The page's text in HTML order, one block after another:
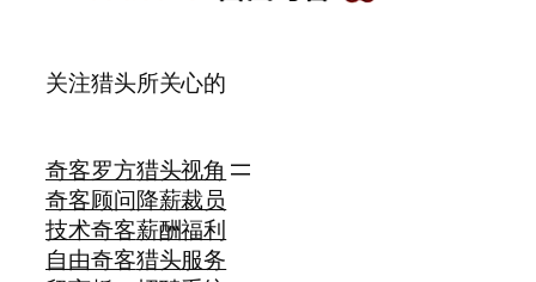
关注猎头所关心的
奇客罗方
奇客顾问
技术奇客
自由奇客
猎头视角
降薪裁员
薪酬福利
猎头服务